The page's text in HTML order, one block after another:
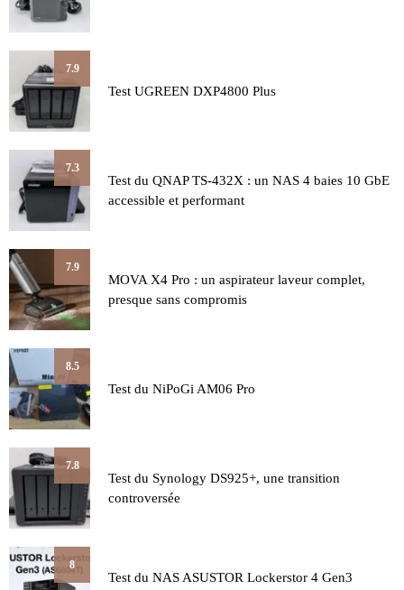
7.9
Test UGREEN DXP4800 Plus
7.3
Test du QNAP TS-432X : un NAS 4 baies 10 GbE
accessible et performant
7.9
MOVA X4 Pro : un aspirateur laveur complet,
presque sans compromis
8.5
Test du NiPoGi AM06 Pro
7.8
Test du Synology DS925+, une transition
controversée
8
Test du NAS ASUSTOR Lockerstor 4 Gen3